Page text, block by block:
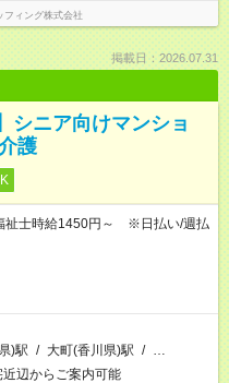
フィング株式会社
掲載日：2026.07.31
シニア向けマンショ
護
祉士時給1450円～ ※日払い/週払
)駅 / 大町(香川県)駅 / …
辺からご案内可能